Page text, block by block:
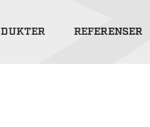
REFERENSER